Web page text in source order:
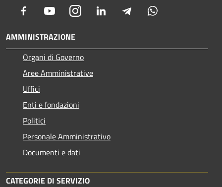
Facebook YoutubeInstagram LinkedIn Telegram
AMMINISTRAZIONE
Organi di Governo
Aree Amministrative
Uffici
Enti e fondazioni
Politici
Personale Amministrativo
Documenti e dati
CATEGORIE DI SERVIZIO